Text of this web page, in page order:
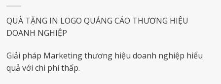
QUÀ TẶNG IN LOGO QUẢNG CÁO THƯƠNG HIỆU
DOANH NGHIỆP
Giải pháp Marketing thương hiệu doanh nghiệp hiểu
quả với chi phí thấp.